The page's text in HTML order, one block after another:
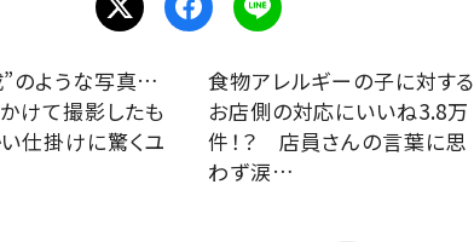
”のような写真…
けて撮影したも
仕掛けに驚くユ
食物アレルギーの子に対する
お店側の対応にいいね3.8万
件！？ 店員さんの言葉に思
わず涙…